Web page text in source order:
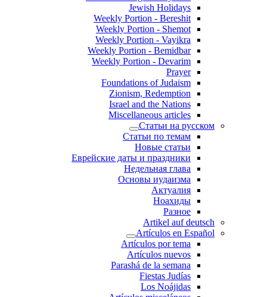
Jewish Holidays
Weekly Portion - Bereshit
Weekly Portion - Shemot
Weekly Portion - Vayikra
Weekly Portion - Bemidbar
Weekly Portion - Devarim
Prayer
Foundations of Judaism
Zionism, Redemption
Israel and the Nations
Miscellaneous articles
Статьи на русском
Статьи по темам
Новые статьи
Еврейские даты и праздники
Недельная глава
Основы иудаизма
Актуалия
Ноахиды
Разное
Artikel auf deutsch
Artículos en Español
Artículos por tema
Artículos nuevos
Parashá de la semana
Fiestas Judías
Los Noájidas